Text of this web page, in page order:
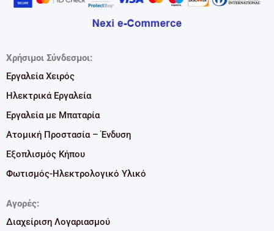
Χρήσιμοι Σύνδεσμοι:
Εργαλεία Χειρός
Ηλεκτρικά Εργαλεία
Εργαλεία με Μπαταρία
Ατομική Προστασία – Ένδυση
Εξοπλισμός Κήπου
Φωτισμός-Ηλεκτρολογικό Υλικό
Αγορές:
Διαχείριση Λογαριασμού